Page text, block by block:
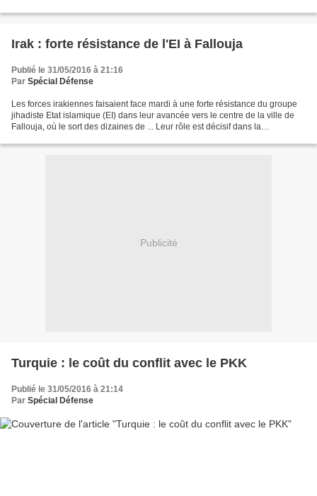
Irak : forte résistance de l'EI à Fallouja
Publié le 31/05/2016 à 21:16
Par Spécial Défense
Les forces irakiennes faisaient face mardi à une forte résistance du groupe
jihadiste Etat islamique (EI) dans leur avancée vers le centre de la ville de
Fallouja, où le sort des dizaines de ... Leur rôle est décisif dans la
Publicité
Turquie : le coût du conflit avec le PKK
Publié le 31/05/2016 à 21:14
Par Spécial Défense